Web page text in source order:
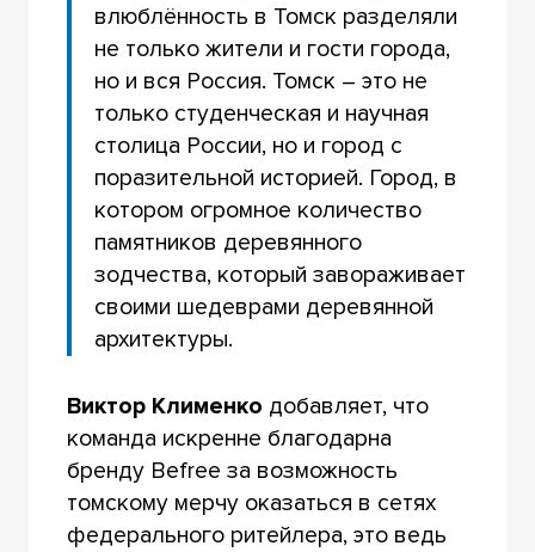
влюблённость в Томск разделяли
не только жители и гости города,
но и вся Россия. Томск – это не
только студенческая и научная
столица России, но и город с
поразительной историей. Город, в
котором огромное количество
памятников деревянного
зодчества, который завораживает
своими шедеврами деревянной
архитектуры.
Виктор Клименко добавляет, что
команда искренне благодарна
бренду Befree за возможность
томскому мерчу оказаться в сетях
федерального ритейлера, это ведь